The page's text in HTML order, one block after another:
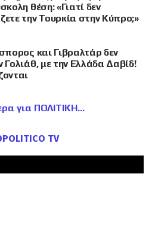
θέση: «Γιατί δεν
την Τουρκία στην Κύπρο;»
και Γιβραλτάρ δεν
Γολιάθ, με την Ελλάδα Δαβίδ!
για ΠΟΛΙΤΙΚΗ
TV